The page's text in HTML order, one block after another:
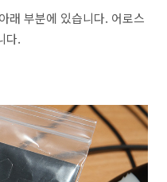
래 부분에 있습니다. 어로스
다.